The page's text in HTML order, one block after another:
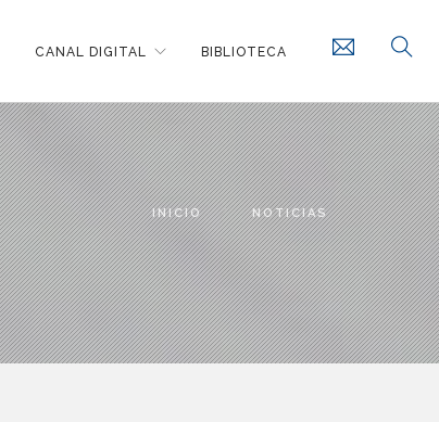
CANAL DIGITAL BIBLIOTECA
INICIO NOTICIAS